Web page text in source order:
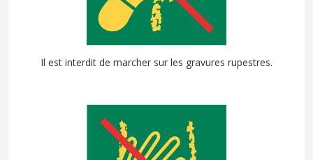
Il est interdit de marcher sur les gravures rupestres.